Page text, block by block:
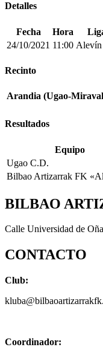
Detalles
Fecha Hora
24/10/2021 11:00
Recinto
Arandia (Ugao-
Resultados
Equipo
Ugao C.D.
Bilbao Artizarrak FK
BILBAO
Calle Universidad de
CONTACTO
Club:
Coordinador: